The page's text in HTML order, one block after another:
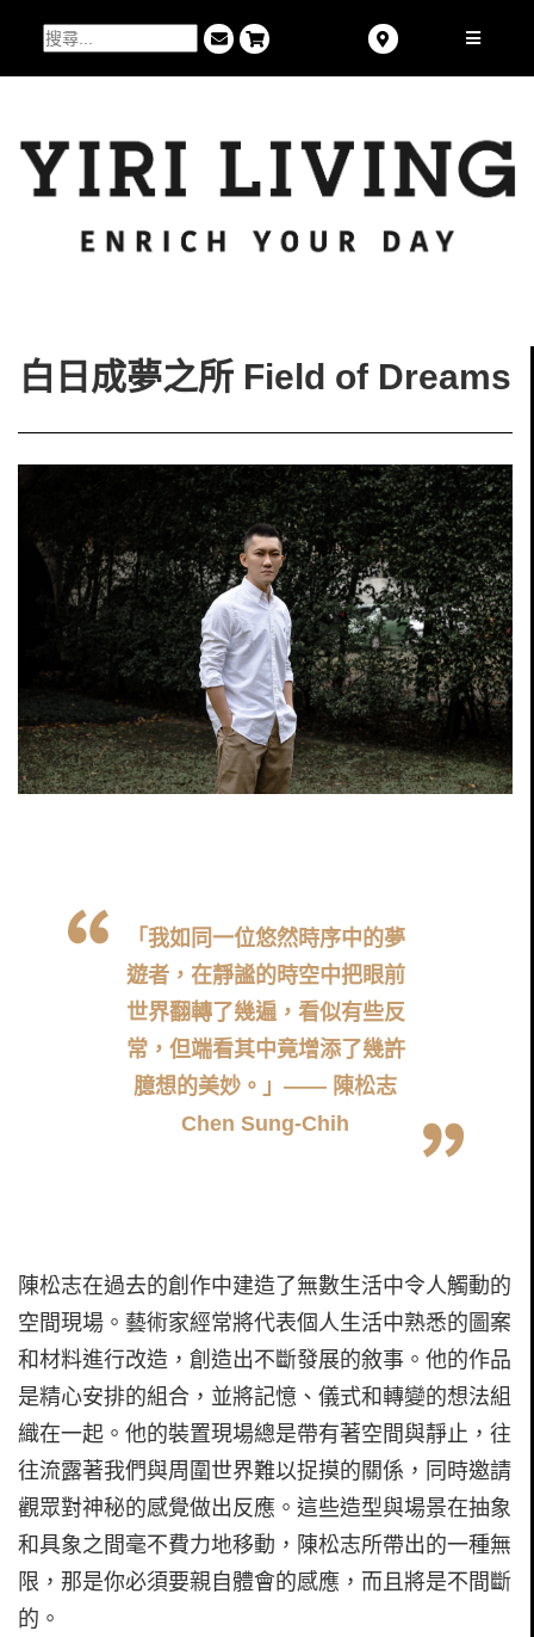
白日成夢之所 Field of Dreams
「我如同一位悠然時序中的夢
遊者，在靜謐的時空中把眼前
世界翻轉了幾遍，看似有些反
常，但端看其中竟增添了幾許
臆想的美妙。」—— 陳松志
Chen Sung-Chih
陳松志在過去的創作中建造了無數生活中令人觸動的
空間現場。藝術家經常將代表個人生活中熟悉的圖案
和材料進行改造，創造出不斷發展的敘事。他的作品
是精心安排的組合，並將記憶、儀式和轉變的想法組
織在一起。他的裝置現場總是帶有著空間與靜止，往
往流露著我們與周圍世界難以捉摸的關係，同時邀請
觀眾對神秘的感覺做出反應。這些造型與場景在抽象
和具象之間毫不費力地移動，陳松志所帶出的一種無
限，那是你必須要親自體會的感應，而且將是不間斷
的。